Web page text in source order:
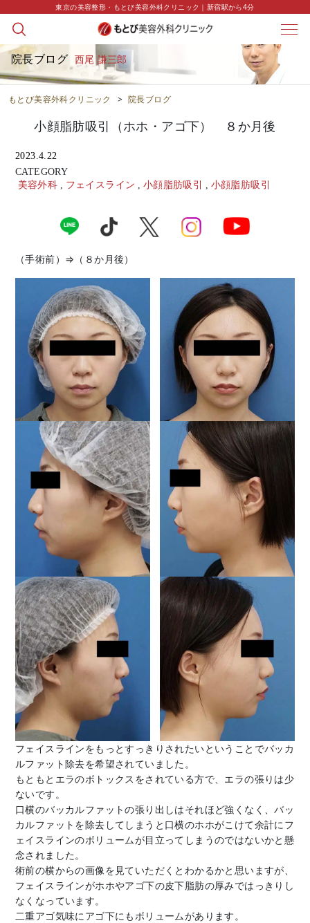
東京の美容整形・もとび美容外科クリニック｜新宿駅から4分
院長ブログ 西尾 謙三郎
もとび美容外科クリニック > 院長ブログ
小顔脂肪吸引（ホホ・アゴ下） ８か月後
2023.4.22
CATEGORY
美容外科
フェイスライン 小顔脂肪吸引 小顔脂肪吸引
（手術前）⇒（８か月後）
フェイスラインをもっとすっきりされたいということでバッカ
ルファット除去を希望されていました。
もともとエラのボトックスをされている方で、エラの張りは少
ないです。
口横のバッカルファットの張り出しはそれほど強くなく、バッ
カルファットを除去してしまうと口横のホホがこけて余計にフ
ェイスラインのボリュームが目立ってしまうのではないかと懸
念されました。
術前の横からの画像を見ていただくとわかるかと思いますが、
フェイスラインがホホやアゴ下の皮下脂肪の厚みではっきりし
なくなっています。
二重アゴ気味にアゴ下にもボリュームがあります。